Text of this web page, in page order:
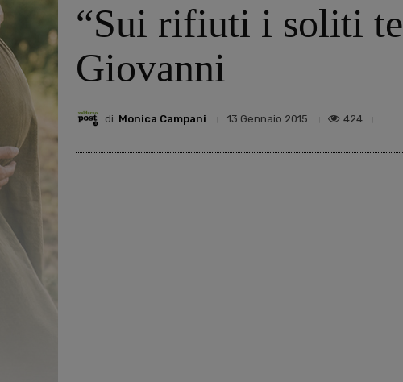
“Sui rifiuti i soliti
Giovanni
di Monica Campani 13 Gennaio 2015 424